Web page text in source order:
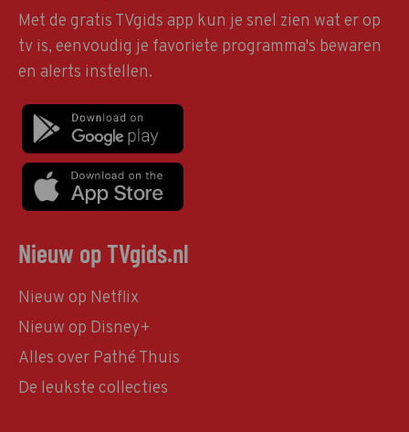
Met de gratis TVgids app kun je snel zien wat er op
tv is, eenvoudig je favoriete programma's bewaren
en alerts instellen.
Nieuw op TVgids.nl
Nieuw op Netflix
Nieuw op Disney+
Alles over Pathé Thuis
De leukste collecties